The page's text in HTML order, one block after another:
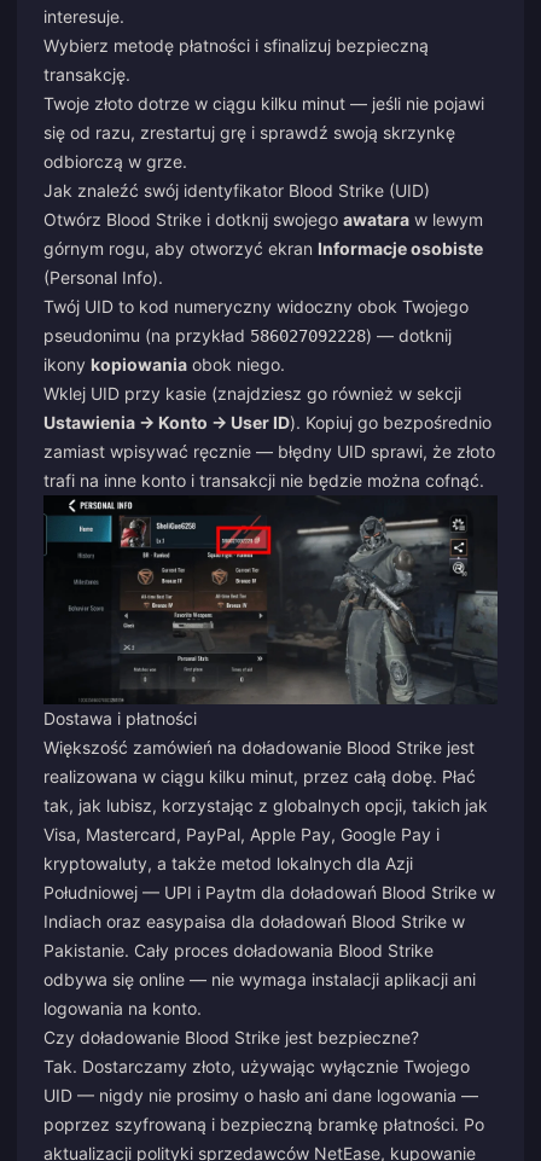
interesuje.
Wybierz metodę płatności i sfinalizuj bezpieczną
transakcję.
Twoje złoto dotrze w ciągu kilku minut — jeśli nie pojawi
się od razu, zrestartuj grę i sprawdź swoją skrzynkę
odbiorczą w grze.
Jak znaleźć swój identyfikator Blood Strike (UID)
Otwórz Blood Strike i dotknij swojego awatara w lewym
górnym rogu, aby otworzyć ekran Informacje osobiste
(Personal Info).
Twój UID to kod numeryczny widoczny obok Twojego
pseudonimu (na przykład 586027092228) — dotknij
ikony kopiowania obok niego.
Wklej UID przy kasie (znajdziesz go również w sekcji
Ustawienia → Konto → User ID). Kopiuj go bezpośrednio
zamiast wpisywać ręcznie — błędny UID sprawi, że złoto
trafi na inne konto i transakcji nie będzie można cofnąć.
Dostawa i płatności
Większość zamówień na doładowanie Blood Strike jest
realizowana w ciągu kilku minut, przez całą dobę. Płać
tak, jak lubisz, korzystając z globalnych opcji, takich jak
Visa, Mastercard, PayPal, Apple Pay, Google Pay i
kryptowaluty, a także metod lokalnych dla Azji
Południowej — UPI i Paytm dla doładowań Blood Strike w
Indiach oraz easypaisa dla doładowań Blood Strike w
Pakistanie. Cały proces doładowania Blood Strike
odbywa się online — nie wymaga instalacji aplikacji ani
logowania na konto.
Czy doładowanie Blood Strike jest bezpieczne?
Tak. Dostarczamy złoto, używając wyłącznie Twojego
UID — nigdy nie prosimy o hasło ani dane logowania —
poprzez szyfrowaną i bezpieczną bramkę płatności. Po
aktualizacji polityki sprzedawców NetEase, kupowanie